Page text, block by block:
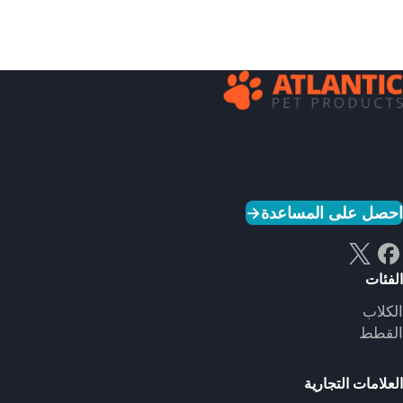
احصل على المساعدة→
الفئات
الكلاب
القطط
العلامات التجارية